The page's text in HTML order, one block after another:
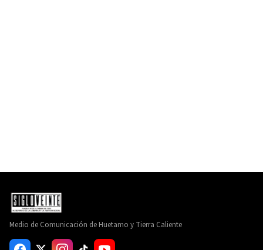
Medio de Comunicación de Huetamo y Tierra Caliente